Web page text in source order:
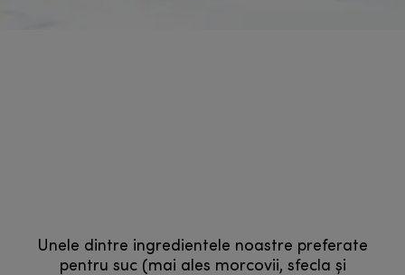
Unele dintre ingredientele noastre preferate
pentru suc (mai ales morcovii, sfecla și